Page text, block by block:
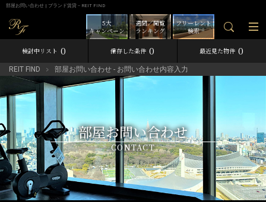
部屋お問い合わせ | ブランド賃貸－REIT FIND
フリーレント
検索
週間／閲覧
ランキング
5大
キャンペーン
検討中リスト 0 保存した条件 0 最近見た物件 0
REIT FIND 部屋お問い合わせ - お問い合わせ内容入力
部屋お問い合わせ
CONTACT